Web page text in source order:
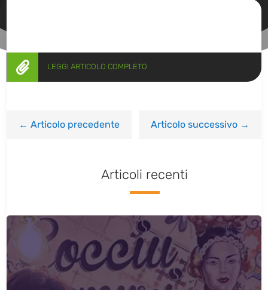
 LEGGI ARTICOLO COMPLETO
←Articolo precedente Articolo successivo→
Articoli recenti